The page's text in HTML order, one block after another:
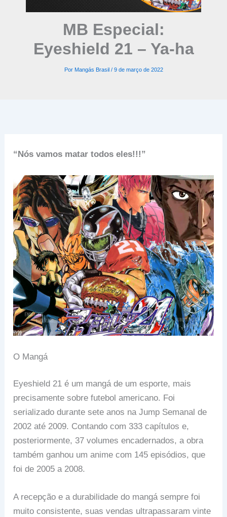
MB Especial:
Eyeshield 21 – Ya-ha
Por Mangás Brasil / 9 de março de 2022
“Nós vamos matar todos eles!!!”
O Mangá
Eyeshield 21 é um mangá de um esporte, mais
precisamente sobre futebol americano. Foi
serializado durante sete anos na Jump Semanal de
2002 até 2009. Contando com 333 capítulos e,
posteriormente, 37 volumes encadernados, a obra
também ganhou um anime com 145 episódios, que
foi de 2005 a 2008.
A recepção e a durabilidade do mangá sempre foi
muito consistente, suas vendas ultrapassaram vinte